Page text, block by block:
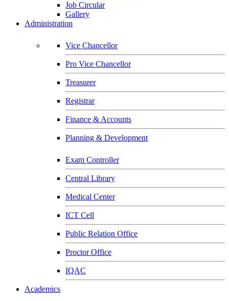
Job Circular
Gallery
Administration
Vice Chancellor
Pro Vice Chancellor
Treasurer
Registrar
Finance & Accounts
Planning & Development
Exam Controller
Central Library
Medical Center
ICT Cell
Public Relation Office
Proctor Office
IQAC
Academics